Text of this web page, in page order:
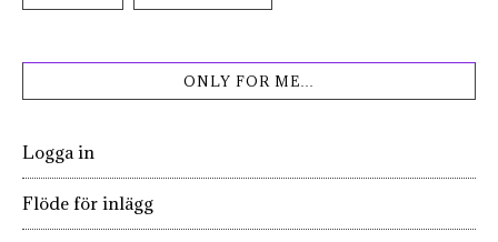
ONLY FOR ME…
Logga in
Flöde för inlägg